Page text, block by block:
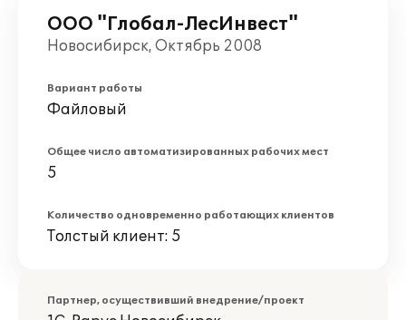
ООО "Глобал-ЛесИнвест"
Новосибирск, Октябрь 2008
Вариант работы
Файловый
Общее число автоматизированных рабочих мест
5
Количество одновременно работающих клиентов
Толстый клиент: 5
Партнер, осуществивший внедрение/проект